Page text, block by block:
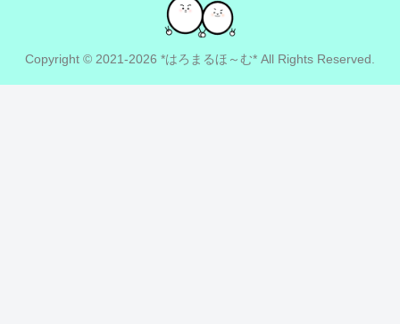
Copyright © 2021-2026 *はろまるほ～む* All Rights Reserved.